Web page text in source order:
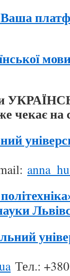
чекає на
Тел.: